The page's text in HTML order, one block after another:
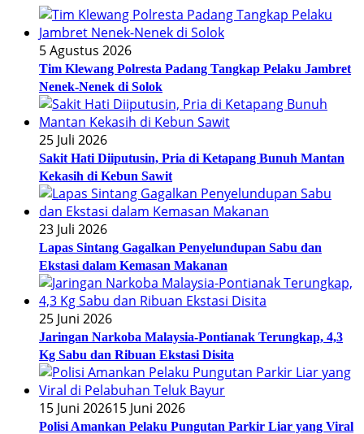
5 Agustus 2026
Tim Klewang Polresta Padang Tangkap Pelaku Jambret
Nenek-Nenek di Solok
25 Juli 2026
Sakit Hati Diiputusin, Pria di Ketapang Bunuh Mantan
Kekasih di Kebun Sawit
23 Juli 2026
Lapas Sintang Gagalkan Penyelundupan Sabu dan
Ekstasi dalam Kemasan Makanan
25 Juni 2026
Jaringan Narkoba Malaysia-Pontianak Terungkap, 4,3
Kg Sabu dan Ribuan Ekstasi Disita
15 Juni 202615 Juni 2026
Polisi Amankan Pelaku Pungutan Parkir Liar yang Viral